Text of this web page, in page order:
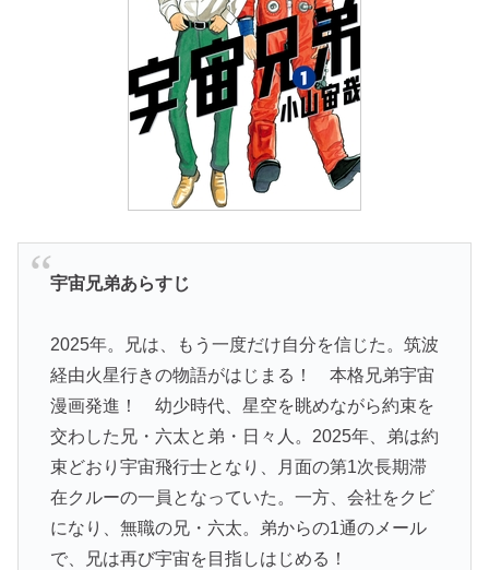
宇宙兄弟あらすじ
2025年。兄は、もう一度だけ自分を信じた。筑波
経由火星行きの物語がはじまる！ 本格兄弟宇宙
漫画発進！ 幼少時代、星空を眺めながら約束を
交わした兄・六太と弟・日々人。2025年、弟は約
束どおり宇宙飛行士となり、月面の第1次長期滞
在クルーの一員となっていた。一方、会社をクビ
になり、無職の兄・六太。弟からの1通のメール
で、兄は再び宇宙を目指しはじめる！